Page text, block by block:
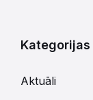
Kategorijas
Aktuāli